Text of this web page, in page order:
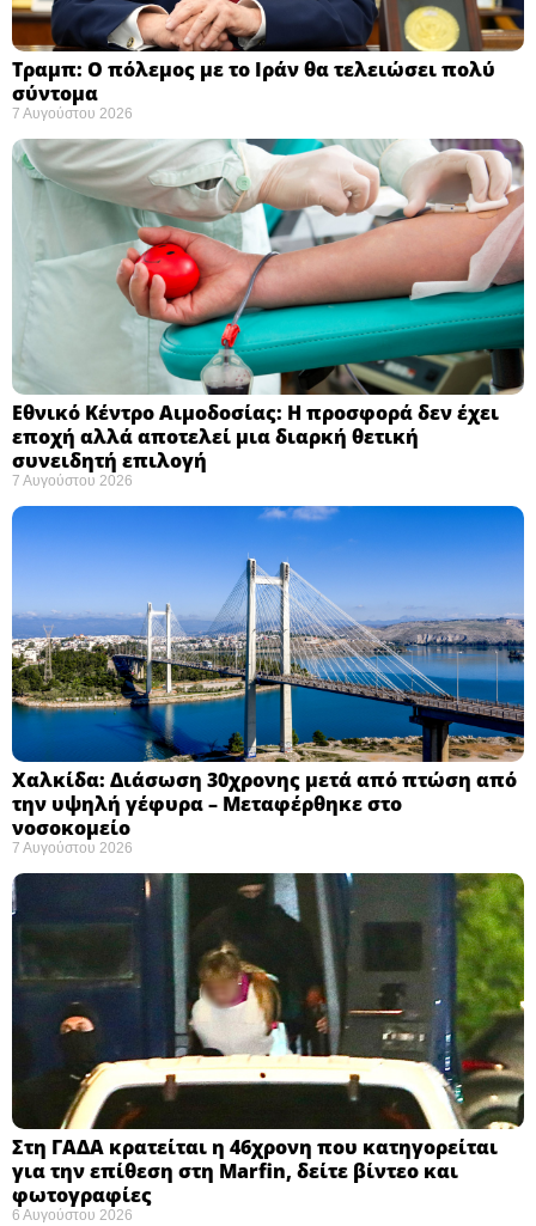
Τραμπ: Ο πόλεμος με το Ιράν θα τελειώσει πολύ
σύντομα ​
7 Αυγούστου 2026
Εθνικό Κέντρο Αιμοδοσίας: H προσφορά δεν έχει
εποχή αλλά αποτελεί μια διαρκή θετική
συνειδητή επιλογή ​
7 Αυγούστου 2026
Χαλκίδα: Διάσωση 30χρονης μετά από πτώση από
την υψηλή γέφυρα – Μεταφέρθηκε στο
νοσοκομείο ​
7 Αυγούστου 2026
Στη ΓΑΔΑ κρατείται η 46χρονη που κατηγορείται
για την επίθεση στη Marfin, δείτε βίντεο και
φωτογραφίες
6 Αυγούστου 2026